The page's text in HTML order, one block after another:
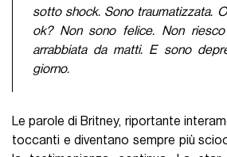
sotto shock. Sono traumatizzata.
ok? Non sono felice. Non
arrabbiata da matti. E sono
giorno.
Le parole di Britney, riportante
toccanti e diventano sempre più